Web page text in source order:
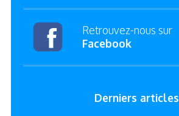
Retrouvez-nous sur
Facebook
Derniers articles